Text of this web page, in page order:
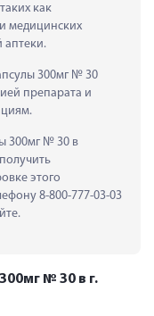
как
медицинских
аптеки.
300мг № 30
препарата и
300мг № 30 в
этого
8-800-777-03-03
№ 30 в г.